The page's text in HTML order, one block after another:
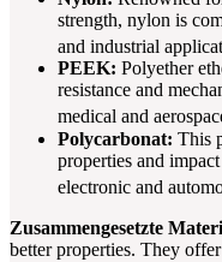
strength, nylon is
and industrial
PEEK: Polyether
resistance and
medical and
Polycarbonat: This
properties and
electronic and
Zusammengesetzte
better properties. They